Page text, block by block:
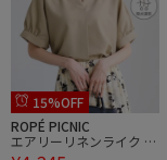
15%OFF
ROPÉ PICNIC
エアリーリネンライク キ